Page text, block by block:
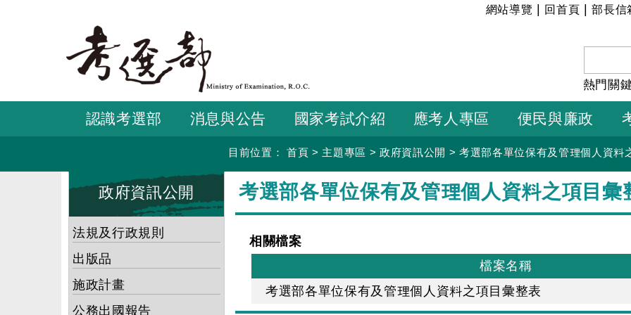
要
容
:::
網站導覽 回首頁 |部長信
熱門關
認識考選部 消息與公告 國家考試介紹 應考人專區 便民與廉政
目前位置： 首頁 > 主題專區 >政府資訊公開 >考選部各單位保有及管理個人資料
政府資訊公開
法規及行政規則
出版品
施政計畫
公務出國報告
考選部各單位保有及管理個人資料之項目彙
相關檔案
檔案名稱
考選部各單位保有及管理個人資料之項目彙整表